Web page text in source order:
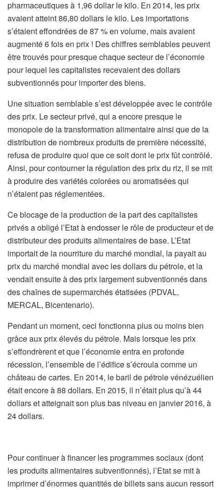
pharmaceutiques à 1,96 dollar le kilo. En 2014, les prix
avaient atteint 86,80 dollars le kilo. Les importations
s’étaient effondrées de 87 % en volume, mais avaient
augmenté 6 fois en prix ! Des chiffres semblables peuvent
être trouvés pour presque chaque secteur de l’économie
pour lequel les capitalistes recevaient des dollars
subventionnés pour importer des biens.
Une situation semblable s’est développée avec le contrôle
des prix. Le secteur privé, qui a encore presque le
monopole de la transformation alimentaire ainsi que de la
distribution de nombreux produits de première nécessité,
refusa de produire quoi que ce soit dont le prix fût contrôlé.
Ainsi, pour contourner la régulation des prix du riz, il se mit
à produire des variétés colorées ou aromatisées qui
n’étaient pas réglementées.
Ce blocage de la production de la part des capitalistes
privés a obligé l’Etat à endosser le rôle de producteur et de
distributeur des produits alimentaires de base. L’Etat
importait de la nourriture du marché mondial, la payait au
prix du marché mondial avec les dollars du pétrole, et la
vendait ensuite à des prix largement subventionnés dans
des chaînes de supermarchés étatisées (PDVAL,
MERCAL, Bicentenario).
Pendant un moment, ceci fonctionna plus ou moins bien
grâce aux prix élevés du pétrole. Mais lorsque les prix
s’effondrèrent et que l’économie entra en profonde
récession, l’ensemble de l’édifice s’écroula comme un
château de cartes. En 2014, le baril de pétrole vénézuélien
était encore à 88 dollars. En 2015, il n’était plus qu’à 44
dollars et atteignait son plus bas niveau en janvier 2016, à
24 dollars.
Pour continuer à financer les programmes sociaux (dont
les produits alimentaires subventionnés), l’Etat se mit à
imprimer d’énormes quantités de billets sans aucun ressort